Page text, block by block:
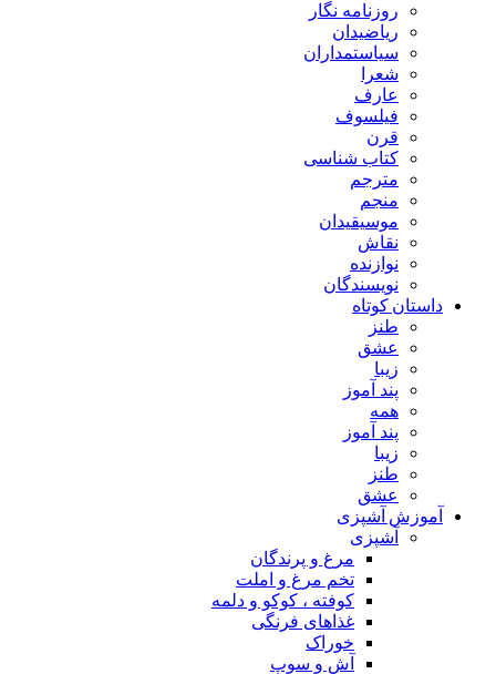
روزنامه نگار
ریاضیدان
سیاستمداران
شعرا
عارف
فیلسوف
قرن
کتاب شناسی
مترجم
منجم
موسیقیدان
نقاش
نوازنده
نویسندگان
داستان کوتاه
طنز
عشق
زیبا
پند آموز
همه
پند آموز
زیبا
طنز
عشق
آموزش آشپزی
آشپزی
مرغ و پرندگان
تخم مرغ و املت
کوفته ، کوکو و دلمه
غذاهای فرنگی
خوراک
آش و سوپ